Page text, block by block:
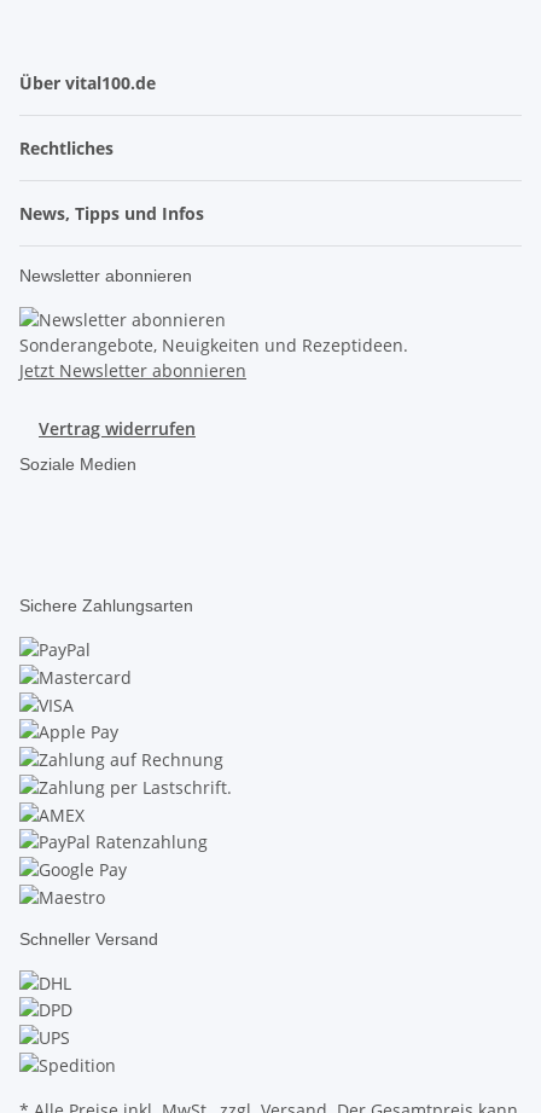
Über vital100.de
Rechtliches
News, Tipps und Infos
Newsletter abonnieren
Sonderangebote, Neuigkeiten und Rezeptideen.
Jetzt Newsletter abonnieren
Vertrag widerrufen
Soziale Medien
Sichere Zahlungsarten
Schneller Versand